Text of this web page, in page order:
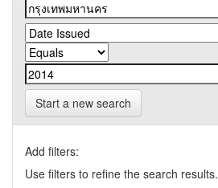
Start a new search
Add filters:
Use filters to refine the search results.